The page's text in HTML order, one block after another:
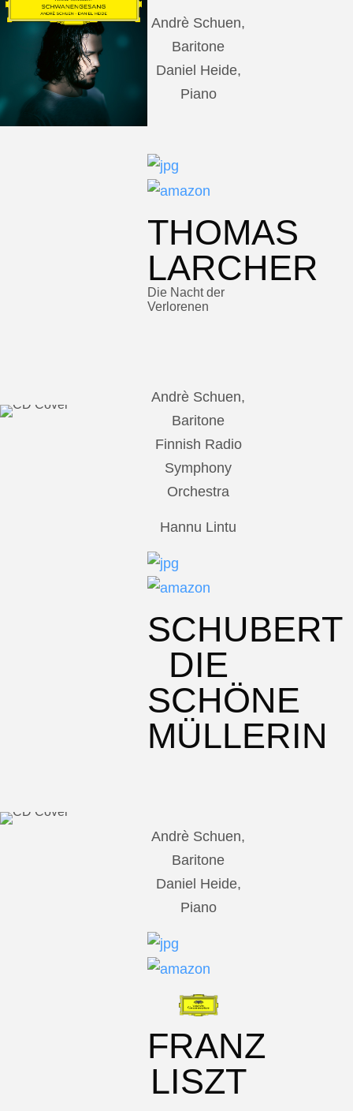
Andrè Schuen,
Baritone
Daniel Heide,
Piano
THOMAS
LARCHER
Die Nacht der
Verlorenen
Andrè Schuen,
Baritone
Finnish Radio
Symphony
Orchestra
Hannu Lintu
SCHUBERT
DIE
SCHÖNE
MÜLLERIN
Andrè Schuen,
Baritone
Daniel Heide,
Piano
FRANZ
LISZT